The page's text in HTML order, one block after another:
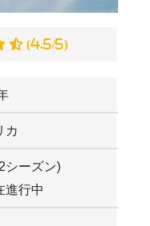
(4.5/5)
カ
シーズン)
行中